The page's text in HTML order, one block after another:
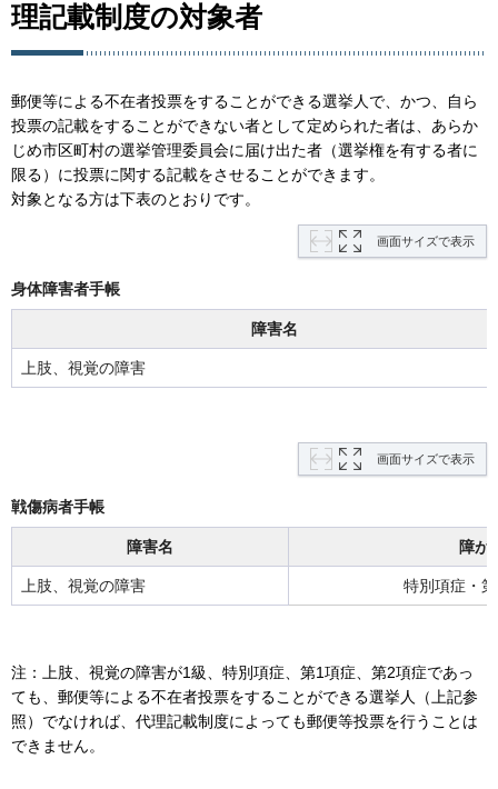
理記載制度の対象者
郵便等による不在者投票をすることができる選挙人で、かつ、自ら
投票の記載をすることができない者として定められた者は、あらか
じめ市区町村の選挙管理委員会に届け出た者（選挙権を有する者に
限る）に投票に関する記載をさせることができます。
対象となる方は下表のとおりです。
画面サイズで表示
身体障害者手帳
障害名
上肢、視覚の障害
画面サイズで表示
戦傷病者手帳
障害名 障が
上肢、視覚の障害 特別項症・
注：上肢、視覚の障害が1級、特別項症、第1項症、第2項症であっ
ても、郵便等による不在者投票をすることができる選挙人（上記参
照）でなければ、代理記載制度によっても郵便等投票を行うことは
できません。